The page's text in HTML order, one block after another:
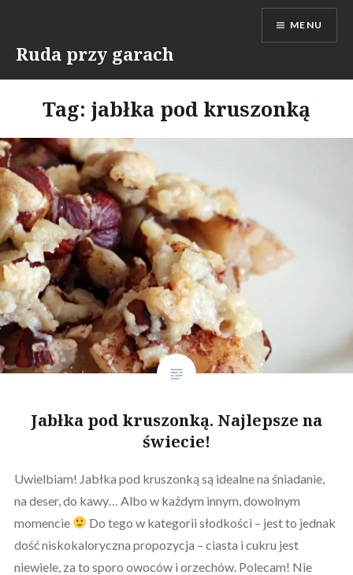
content
Ruda przy garach
MENU
Tag: jabłka pod kruszonką
Jabłka pod kruszonką. Najlepsze na
świecie!
Uwielbiam! Jabłka pod kruszonką są idealne na śniadanie,
na deser, do kawy… Albo w każdym innym, dowolnym
momencie
Do tego w kategorii słodkości – jest to jednak
dość niskokaloryczna propozycja – ciasta i cukru jest
niewiele, za to sporo owoców i orzechów. Polecam! Nie